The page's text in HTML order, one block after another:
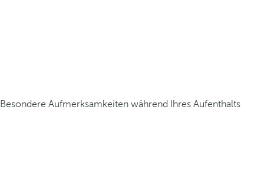
Besondere Aufmerksamkeiten während Ihres Aufenthalts